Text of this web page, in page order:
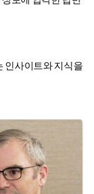
인사이트와 지식을